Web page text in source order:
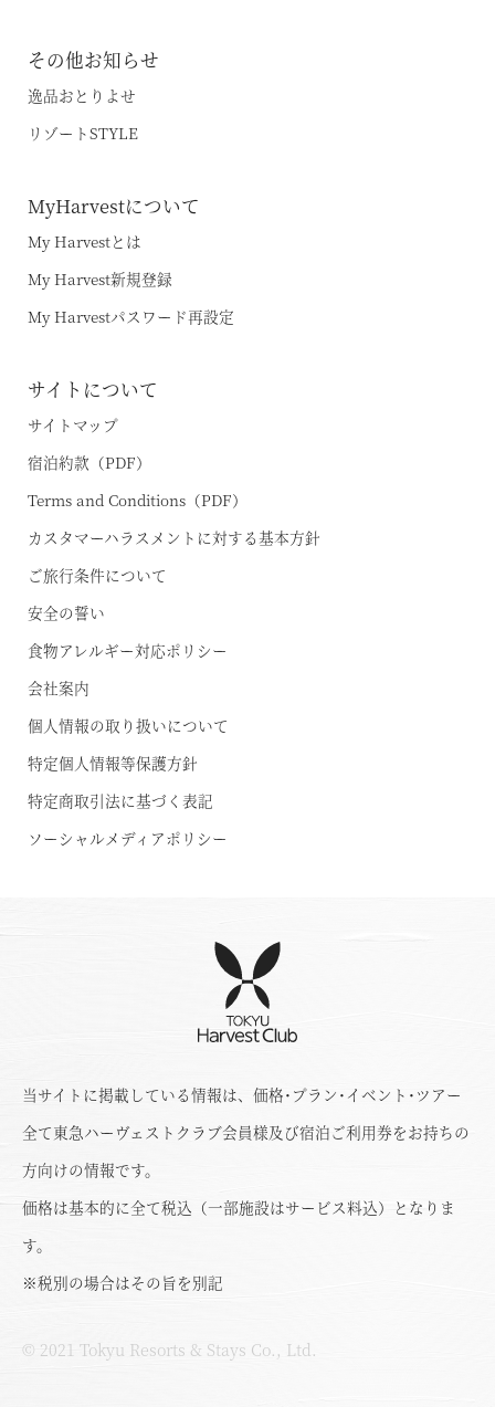
その他お知らせ
逸品おとりよせ
リゾートSTYLE
MyHarvestについて
My Harvestとは
My Harvest新規登録
My Harvestパスワード再設定
サイトについて
サイトマップ
宿泊約款（PDF）
Terms and Conditions（PDF）
カスタマーハラスメントに対する基本方針
ご旅行条件について
安全の誓い
食物アレルギー対応ポリシー
会社案内
個人情報の取り扱いについて
特定個人情報等保護方針
特定商取引法に基づく表記
ソーシャルメディアポリシー
当サイトに掲載している情報は、価格･プラン･イベント･ツアー
全て東急ハーヴェストクラブ会員様及び宿泊ご利用券をお持ちの
方向けの情報です。
価格は基本的に全て税込（一部施設はサービス料込）となりま
す。
※税別の場合はその旨を別記
© 2021 Tokyu Resorts & Stays Co., Ltd.